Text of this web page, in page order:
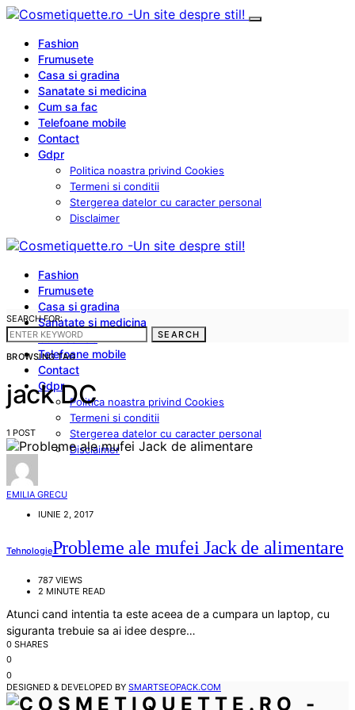
Fashion
Frumusete
Casa si gradina
Sanatate si medicina
Cum sa fac
Telefoane mobile
Contact
Gdpr
Politica noastra privind Cookies
Termeni si conditii
Stergerea datelor cu caracter personal
Disclaimer
Fashion
Frumusete
Casa si gradina
Sanatate si medicina
Cum sa fac
Telefoane mobile
Contact
Gdpr
Politica noastra privind Cookies
Termeni si conditii
Stergerea datelor cu caracter personal
Disclaimer
SEARCH FOR:
SEARCH
BROWSING TAG
jack DC
1 POST
EMILIA GRECU
IUNIE 2, 2017
TehnologieProbleme ale mufei Jack de alimentare
787 VIEWS
2 MINUTE READ
Atunci cand intentia ta este aceea de a cumpara un laptop, cu
siguranta trebuie sa ai idee despre…
0 SHARES
0
0
DESIGNED & DEVELOPED BY SMARTSEOPACK.COM